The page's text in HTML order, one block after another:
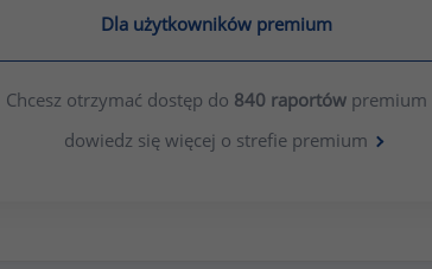
Dla użytkowników premium
Chcesz otrzymać dostęp do 840 raportówpremium
dowiedz się więcej o strefie premium